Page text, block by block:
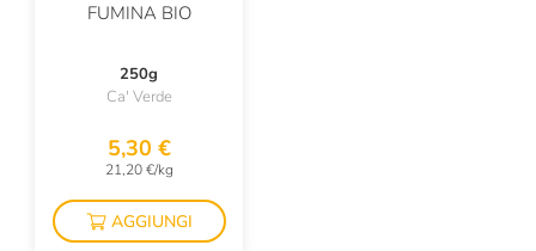
FUMINA BIO
250g
Ca' Verde
5,30 €
21,20 €/kg
AGGIUNGI